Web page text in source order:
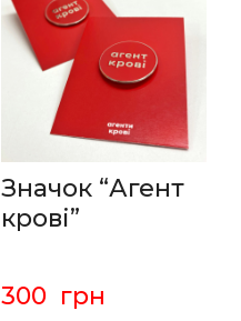
Значок “Агент
крові”
300  грн